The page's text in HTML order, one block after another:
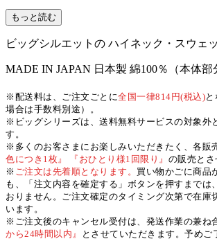
もっと読む
ビッグシルエットの ハイネック・スウェ
MADE IN JAPAN 日本製 綿100％（本体部
※配送料は、ご注文ごとに全国一律814円(税込)
場合は手数料別途）。
※ビッグシリーズは、送料無料サービスの対象外
す。
※多くのお客さまにお楽しみいただきたく、各販
色につき1枚』 『おひとり様1回限り』 の販売とさ
※ ご注文は先着順となります。 買い物かごに商品
も、「注文内容を確定する」ボタンを押すまでは
おりません。ご注文確定のタイミング次第で在庫
います。
※ご注文後のキャンセル受付は、発送作業の兼ね
から24時間以内』
とさせていただきます。予めご